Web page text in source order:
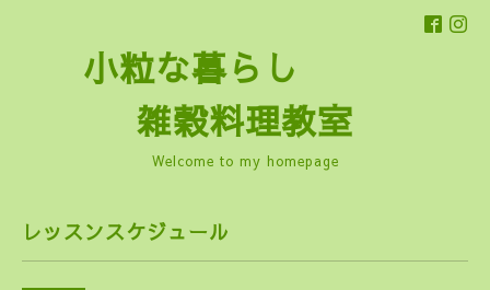
小粒な暮らし
雑穀料理教室
Welcome to my homepage
レッスンスケジュール